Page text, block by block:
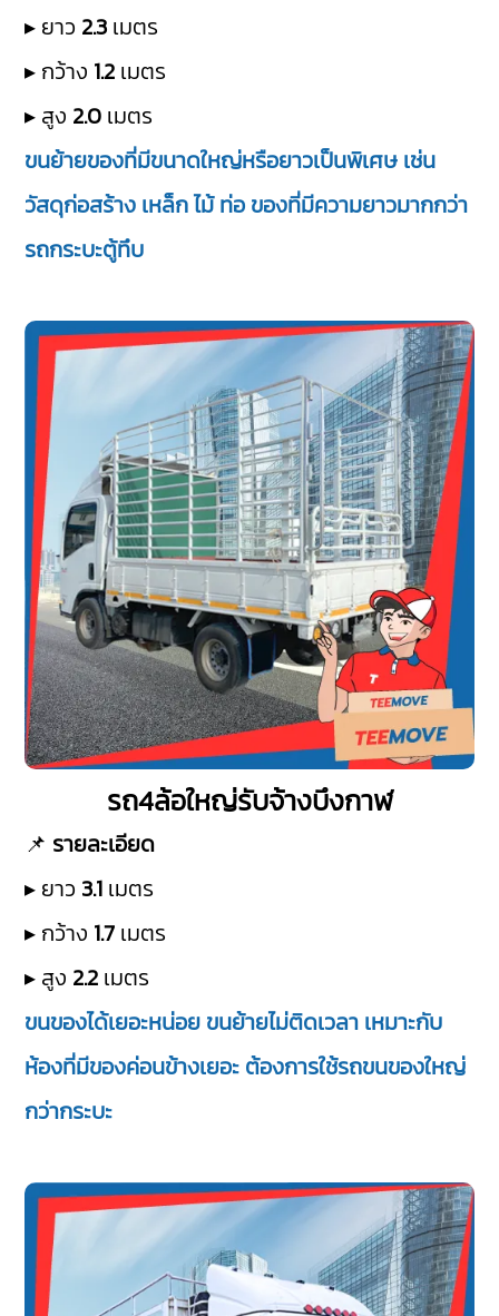
▸ ยาว 2.3 เมตร
▸ กว้าง 1.2 เมตร
▸ สูง 2.0 เมตร
ขนย้ายของที่มีขนาดใหญ่หรือยาวเป็นพิเศษ เช่น
วัสดุก่อสร้าง เหล็ก ไม้ ท่อ ของที่มีความยาวมากกว่า
รถกระบะตู้ทึบ
รถ4ล้อใหญ่รับจ้างบึงกาฬ
📌 รายละเอียด
▸ ยาว 3.1 เมตร
▸ กว้าง 1.7 เมตร
▸ สูง 2.2 เมตร
ขนของได้เยอะหน่อย ขนย้ายไม่ติดเวลา เหมาะกับ
ห้องที่มีของค่อนข้างเยอะ ต้องการใช้รถขนของใหญ่
กว่ากระบะ